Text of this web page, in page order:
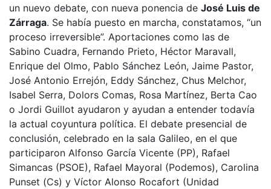
un nuevo debate, con nueva ponencia de José Luis de
Zárraga. Se había puesto en marcha, constatamos, “un
proceso irreversible”. Aportaciones como las de
Sabino Cuadra, Fernando Prieto, Héctor Maravall,
Enrique del Olmo, Pablo Sánchez León, Jaime Pastor,
José Antonio Errejón, Eddy Sánchez, Chus Melchor,
Isabel Serra, Dolors Comas, Rosa Martínez, Berta Cao
o Jordi Guillot ayudaron y ayudan a entender todavía
la actual coyuntura política. El debate presencial de
conclusión, celebrado en la sala Galileo, en el que
participaron Alfonso García Vicente (PP), Rafael
Simancas (PSOE), Rafael Mayoral (Podemos), Carolina
Punset (Cs) y Víctor Alonso Rocafort (Unidad